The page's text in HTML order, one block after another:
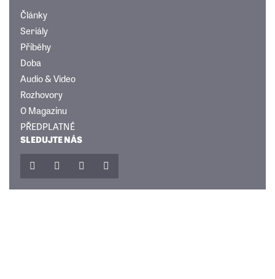
Články
Seriály
Příběhy
Doba
Audio & Video
Rozhovory
O Magazínu
PŘEDPLATNÉ
SLEDUJTE NÁS